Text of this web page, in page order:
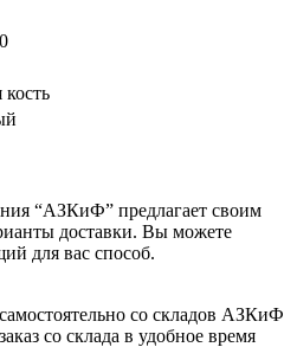
кость
“АЗКиФ” предлагает своим
доставки. Вы можете
для вас способ.
со складов АЗКиФ
со склада в удобное время